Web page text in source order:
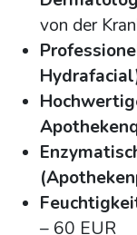
von der
– 60 EUR